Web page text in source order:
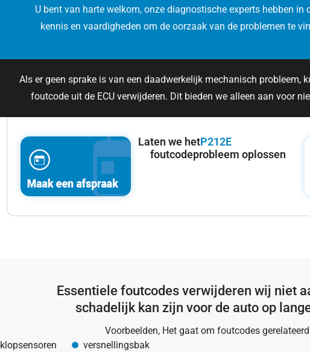
U bent van harte welkom, onze diagnostische experts hebben in
kennis en vaardigheden om de oorzaak van de problemen te
Als er geen sprake is van een daadwerkelijk mechanisch probleem,
foutcode uit de ECU verwijderen. Dit bieden we alleen aan voor
Laten we hetP212E
foutcodeprobleem oplossen
Essentiele foutcodes verwijderen wij niet
schadelijk kan zijn voor de auto op
Voorbeelden, Het gaat om foutcodes
klopsensoren
versnellingsbak